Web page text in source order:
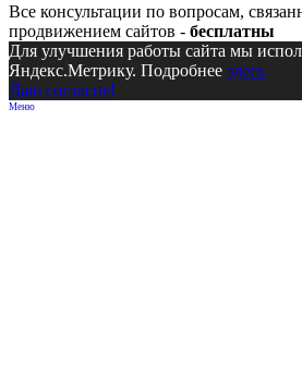
Меню
Все консультации по вопросам,
продвижением сайтов - бесплатны
Для улучшения работы сайта мы
Яндекс.Метрику. Подробнее здесь
Даю согласие!